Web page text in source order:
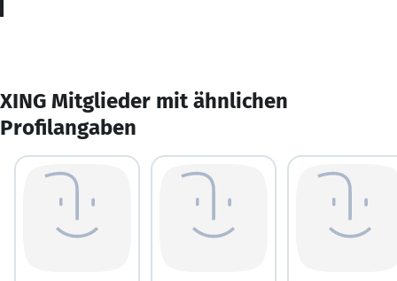
XING Mitglieder mit ähnlichen
Profilangaben